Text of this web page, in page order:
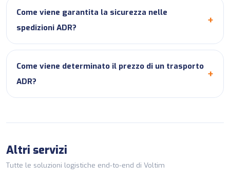
Come viene garantita la sicurezza nelle
spedizioni ADR?
Come viene determinato il prezzo di un trasporto
ADR?
Altri servizi
Tutte le soluzioni logistiche end-to-end di Voltim